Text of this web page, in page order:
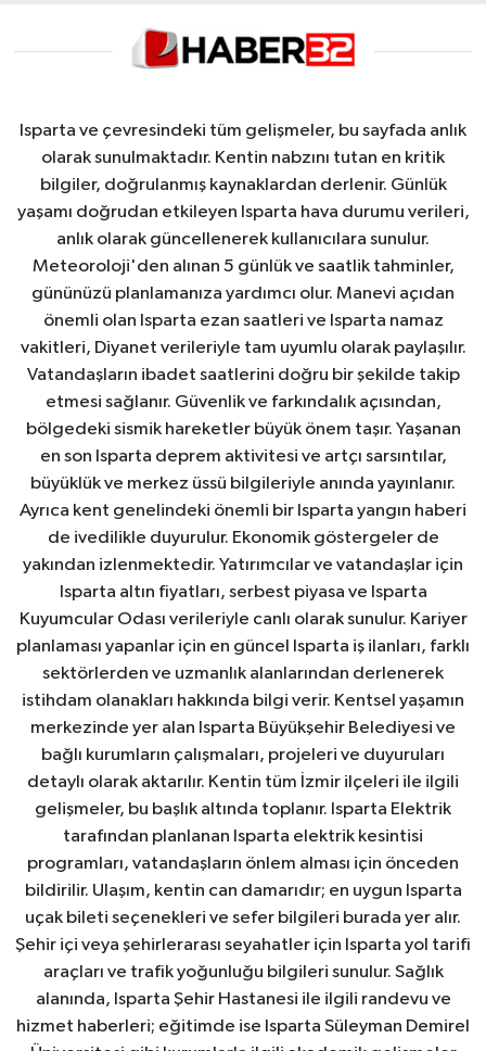
Isparta ve çevresindeki tüm gelişmeler, bu sayfada anlık
olarak sunulmaktadır. Kentin nabzını tutan en kritik
bilgiler, doğrulanmış kaynaklardan derlenir. Günlük
yaşamı doğrudan etkileyen Isparta hava durumu verileri,
anlık olarak güncellenerek kullanıcılara sunulur.
Meteoroloji'den alınan 5 günlük ve saatlik tahminler,
gününüzü planlamanıza yardımcı olur. Manevi açıdan
önemli olan Isparta ezan saatleri ve Isparta namaz
vakitleri, Diyanet verileriyle tam uyumlu olarak paylaşılır.
Vatandaşların ibadet saatlerini doğru bir şekilde takip
etmesi sağlanır. Güvenlik ve farkındalık açısından,
bölgedeki sismik hareketler büyük önem taşır. Yaşanan
en son Isparta deprem aktivitesi ve artçı sarsıntılar,
büyüklük ve merkez üssü bilgileriyle anında yayınlanır.
Ayrıca kent genelindeki önemli bir Isparta yangın haberi
de ivedilikle duyurulur. Ekonomik göstergeler de
yakından izlenmektedir. Yatırımcılar ve vatandaşlar için
Isparta altın fiyatları, serbest piyasa ve Isparta
Kuyumcular Odası verileriyle canlı olarak sunulur. Kariyer
planlaması yapanlar için en güncel Isparta iş ilanları, farklı
sektörlerden ve uzmanlık alanlarından derlenerek
istihdam olanakları hakkında bilgi verir. Kentsel yaşamın
merkezinde yer alan Isparta Büyükşehir Belediyesi ve
bağlı kurumların çalışmaları, projeleri ve duyuruları
detaylı olarak aktarılır. Kentin tüm İzmir ilçeleri ile ilgili
gelişmeler, bu başlık altında toplanır. Isparta Elektrik
tarafından planlanan Isparta elektrik kesintisi
programları, vatandaşların önlem alması için önceden
bildirilir. Ulaşım, kentin can damarıdır; en uygun Isparta
uçak bileti seçenekleri ve sefer bilgileri burada yer alır.
Şehir içi veya şehirlerarası seyahatler için Isparta yol tarifi
araçları ve trafik yoğunluğu bilgileri sunulur. Sağlık
alanında, Isparta Şehir Hastanesi ile ilgili randevu ve
hizmet haberleri; eğitimde ise Isparta Süleyman Demirel